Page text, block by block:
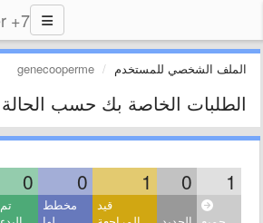
7+ Taskbar Tweaker
الملف الشخصي للمستخدم genecooperme
الطلبات الخاصة بك حسب الحالة
1
0
1
0
0
قيد
مخطط
تم